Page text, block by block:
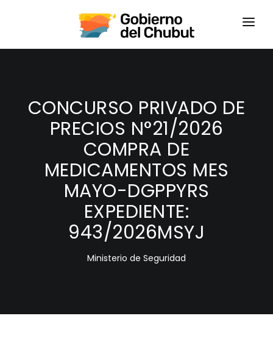
HOME
CONCURSO PRIVADO DE
PRECIOS N°21/2026
COMPRA DE
MEDICAMENTOS MES
MAYO-DGPPYRS
EXPEDIENTE:
943/2026MSYJ
Ministerio de Seguridad